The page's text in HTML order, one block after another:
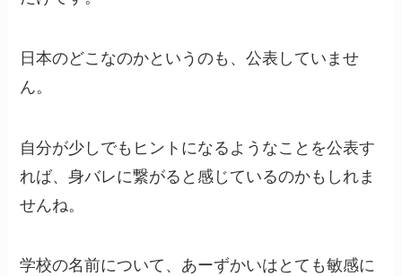
日本のどこなのかというのも、公表していませ
ん。
自分が少しでもヒントになるようなことを公表す
れば、身バレに繋がると感じているのかもしれま
せんね。
学校の名前について、あーずかいはとても敏感に